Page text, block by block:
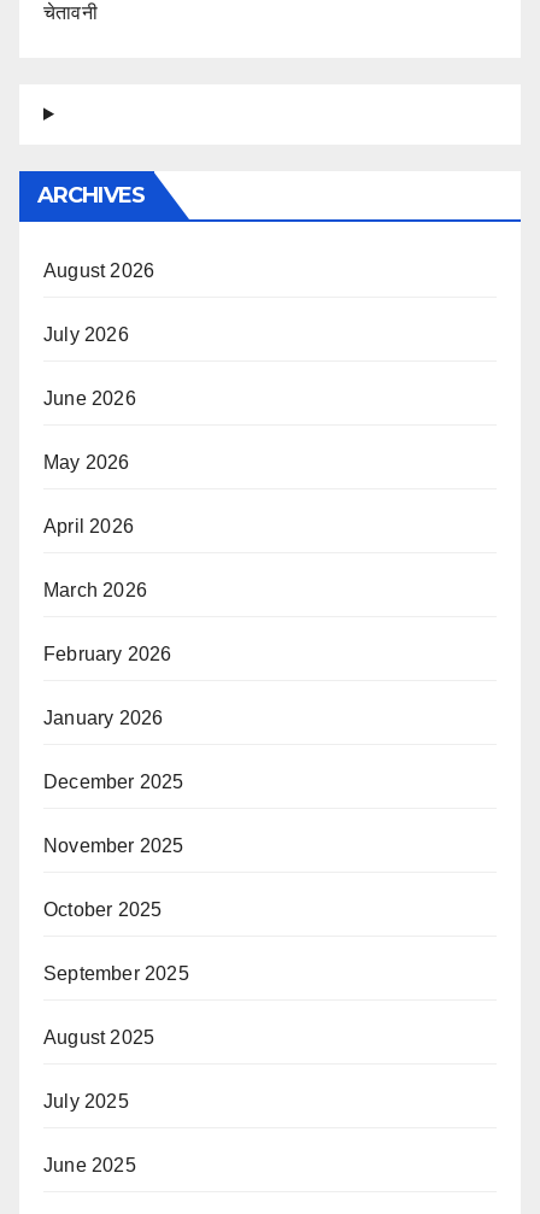
चेतावनी
ARCHIVES
August 2026
July 2026
June 2026
May 2026
April 2026
March 2026
February 2026
January 2026
December 2025
November 2025
October 2025
September 2025
August 2025
July 2025
June 2025